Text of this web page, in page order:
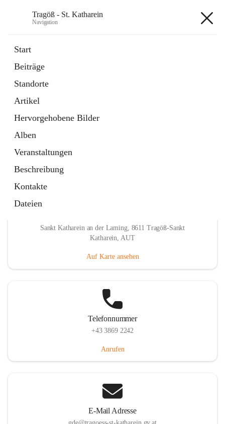
Tragöß - St. Katharein
Navigation
Start
Beiträge
Standorte
Artikel
Hervorgehobene Bilder
Alben
Veranstaltungen
Beschreibung
Kontakte
Dateien
Externe Webseite
in
Tab
Abenteuerregion Erzberg-Leoben
Artikel
öffnet
in
neuem
Tab
Sankt Katharein an der Laming, 8611 Tragöß-Sankt
Katharein, AUT
Auf Karte ansehen
Telefonnummer
+43 3869 2242
Anrufen
E-Mail Adresse